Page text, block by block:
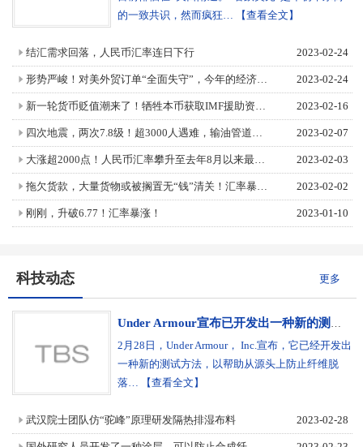
的一致共识，然而疯狂… 【查看全文】
结汇需求回落，人民币汇率连日下行 2023-02-24
形势严峻！对美外贸订单“全面失守”，今年的经济接下来怎么搞？ 2023-02-24
新一轮货币贬值潮来了！牺牲本币获取IMF援助资金！这些国家风险最大！ 2023-02-16
四次地震，两次7.8级！超3000人遇难，输油管道暂停，又有爆炸！美国将对俄铝收200%关税？金属板块狂泄不止 2023-02-07
大涨超2000点！人民币汇率攀升至去年8月以来最高！ 2023-02-03
拖欠货款，大量货物或被搁置无“钱”清关！汇率暴跌，通胀飙升！谨防弃货 2023-02-02
刚刚，升破6.77！汇率暴涨！ 2023-01-10
科技动态 更多
Under Armour宣布已开发出一种新的测试方法，以帮助从源头上防止纤维脱落
2月28日，Under Armour， Inc.宣布，它已经开发出
一种新的测试方法，以帮助从源头上防止纤维脱
落… 【查看全文】
武汉院士团队仿“驼峰”原理研发隔热排湿布料 2023-02-28